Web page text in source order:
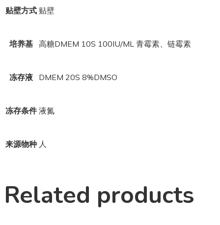
贴壁方式 贴壁
培养基 高糖DMEM 10S 100IU/ML 青霉素、链霉素
冻存液 DMEM 20S 8%DMSO
冻存条件 液氮
来源物种 人
Related products